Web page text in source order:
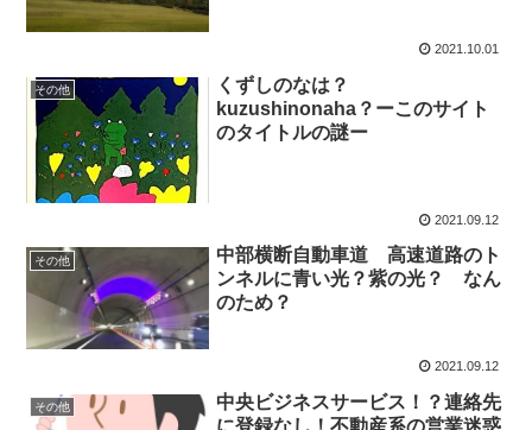
2021.10.01
その他
くずしのなは？
kuzushinonaha？ーこのサイト
のタイトルの謎ー
2021.09.12
その他
中部横断自動車道 高速道路のト
ンネルに青い光？紫の光？ なん
のため？
2021.09.12
その他
中央ビジネスサービス！？連絡先
に登録なし！不動産系の営業迷惑